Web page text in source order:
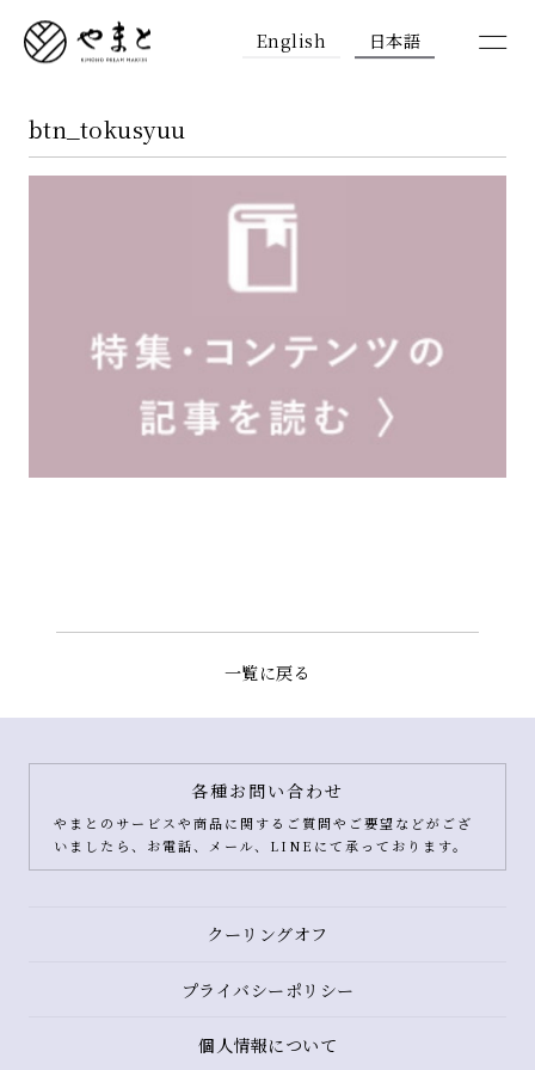
English 日本語
btn_tokusyuu
一覧に戻る
各種お問い合わせ
やまとのサービスや商品に関するご質問やご要望などがござ
いましたら、お電話、メール、LINEにて承っております。
クーリングオフ
プライバシーポリシー
個人情報について